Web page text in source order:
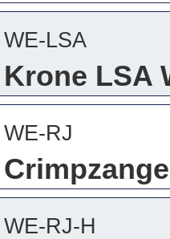
WE-LSA
Krone LSA
WE-RJ
WE-RJ-H